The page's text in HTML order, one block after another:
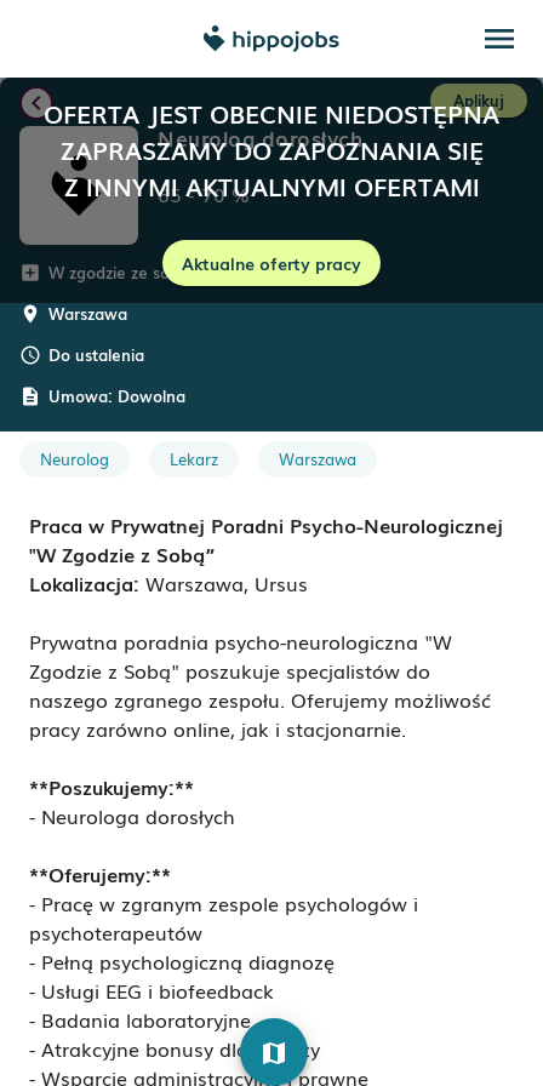
menu
OFERTA JEST OBECNIE NIEDOSTĘPNA
ZAPRASZAMY DO ZAPOZNANIA SIĘ
Z INNYMI AKTUALNYMI OFERTAMI
Aktualne oferty pracy
chevron_left Aplikuj
Neurolog dorosłych
65-70%
add_box W zgodzie ze sobą
room Warszawa
schedule Do ustalenia
description Umowa: Dowolna
Neurolog Lekarz Warszawa
Praca w Prywatnej Poradni Psycho-Neurologicznej
"W Zgodzie z Sobą”
Lokalizacja: Warszawa, Ursus
Prywatna poradnia psycho-neurologiczna "W
Zgodzie z Sobą" poszukuje specjalistów do
naszego zgranego zespołu. Oferujemy możliwość
pracy zarówno online, jak i stacjonarnie.
**Poszukujemy:**
- Neurologa dorosłych
**Oferujemy:**
- Pracę w zgranym zespole psychologów i
psychoterapeutów
- Pełną psychologiczną diagnozę
- Usługi EEG i biofeedback
- ⁠Badania laboratoryjne
- Atrakcyjne bonusy dla lekarzy
- Wsparcie administracyjne i prawne
map